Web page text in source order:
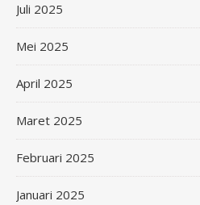
Juli 2025
Mei 2025
April 2025
Maret 2025
Februari 2025
Januari 2025